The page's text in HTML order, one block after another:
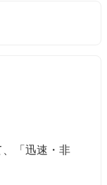
「迅速・非